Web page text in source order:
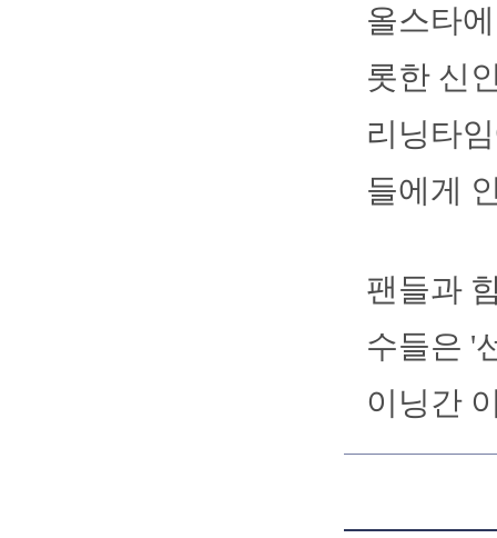
올스타
롯한 신
리닝타
들에게
팬들과
수들은 '
이닝간